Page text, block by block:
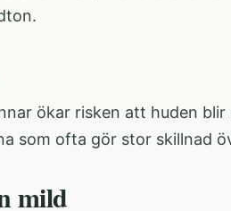
ökar risken att huden
som ofta gör stor skillnad
mild